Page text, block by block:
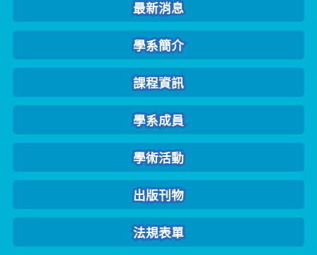
最新消息
學系簡介
課程資訊
學系成員
學術活動
出版刊物
法規表單